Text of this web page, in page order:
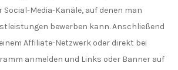
Social-Media-Kanäle, auf denen man
bewerben kann. Anschließend
Affiliate-Netzwerk oder direkt bei
anmelden und Links oder Banner auf